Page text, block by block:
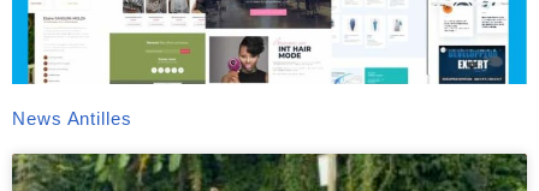
News Antilles